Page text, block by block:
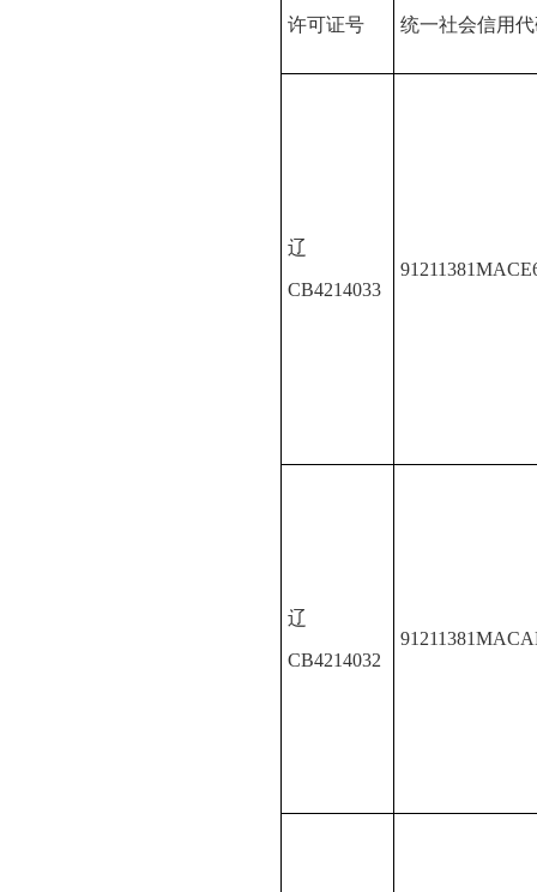
许可证号 统一社会信用
辽
CB4214033
辽
CB4214032